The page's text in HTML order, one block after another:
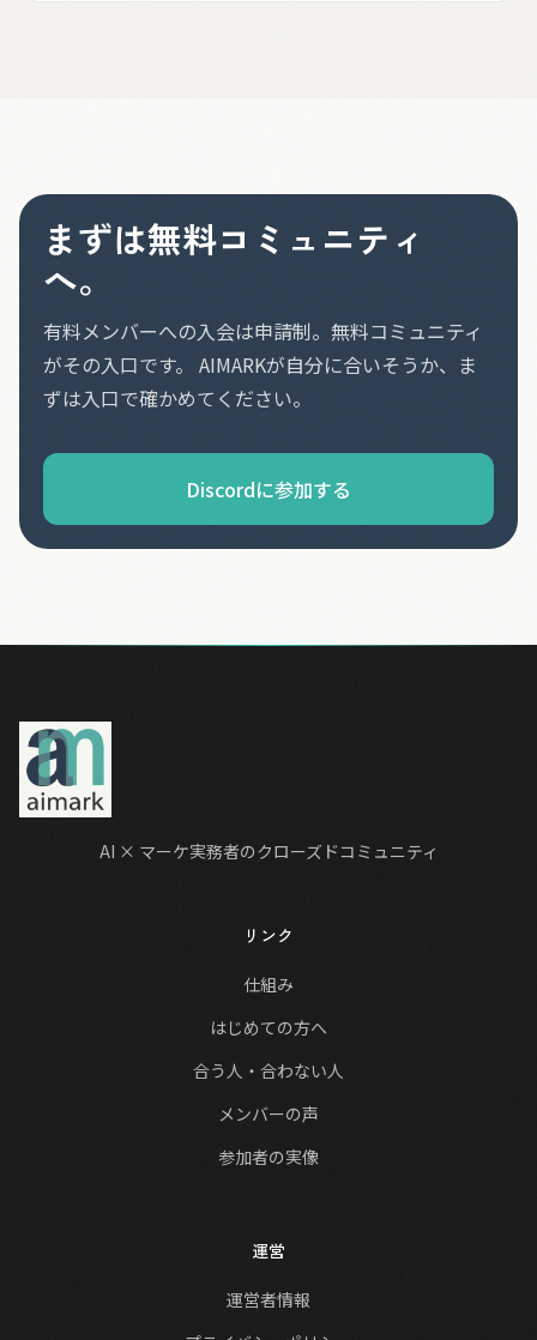
まずは無料コミュニティ
へ。
有料メンバーへの入会は申請制。無料コミュニティ
がその入口です。 AIMARKが自分に合いそうか、ま
ずは入口で確かめてください。
Discordに参加する
AI × マーケ実務者のクローズドコミュニティ
リンク
仕組み
はじめての方へ
合う人・合わない人
メンバーの声
参加者の実像
運営
運営者情報